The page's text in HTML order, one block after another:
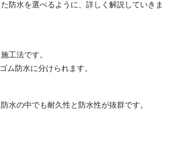
防水を選べるように、詳しく解説していきま
工法です。
ム防水に分けられます。
水の中でも耐久性と防水性が抜群です。